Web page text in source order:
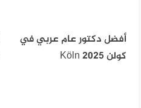
أفضل دكتور عام عربي في
كولن Köln 2025